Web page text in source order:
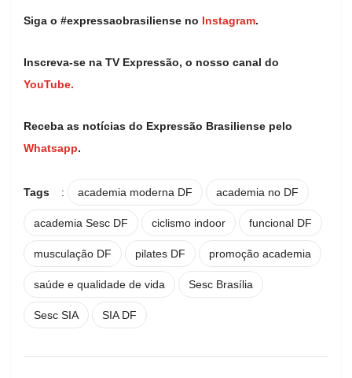
Siga o #expressaobrasiliense no Instagram.
Inscreva-se na TV Expressão, o nosso canal do
YouTube.
Receba as notícias do Expressão Brasiliense pelo
Whatsapp.
Tags : academia moderna DF academia no DF
academia Sesc DF ciclismo indoor funcional DF
musculação DF pilates DF promoção academia
saúde e qualidade de vida Sesc Brasília
Sesc SIA SIA DF